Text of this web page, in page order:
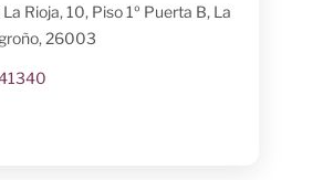
La Rioja, 10, Piso 1º Puerta B, La
26003